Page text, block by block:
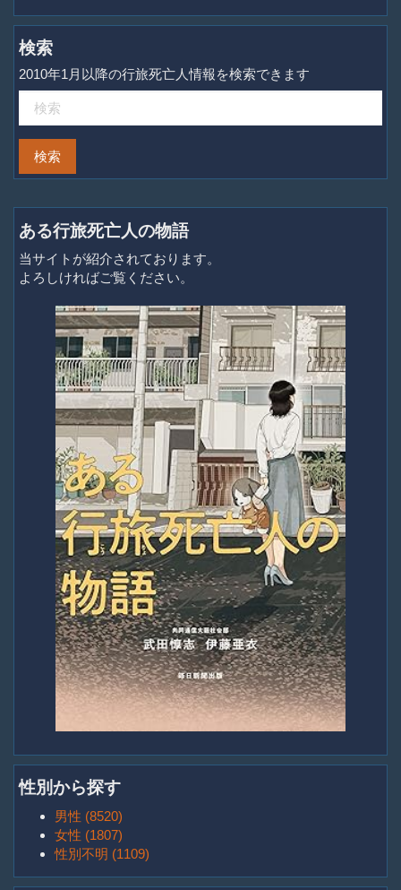
検索
2010年1月以降の行旅死亡人情報を検索できます
ある行旅死亡人の物語
当サイトが紹介されております。
よろしければご覧ください。
性別から探す
男性 (8520)
女性 (1807)
性別不明 (1109)